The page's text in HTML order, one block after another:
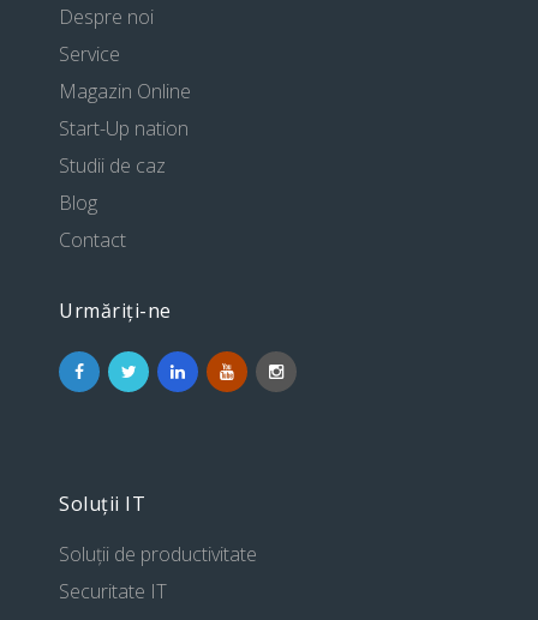
Despre noi
Service
Magazin Online
Start-Up nation
Studii de caz
Blog
Contact
Urmăriți-ne
Soluții IT
Soluții de productivitate
Securitate IT